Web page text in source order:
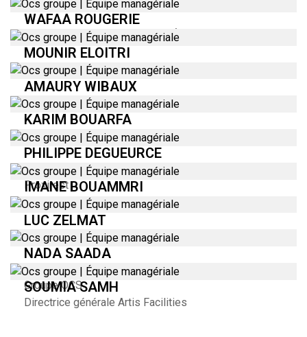
WAFAA ROUGERIE
Directrice générale Associée - À Deux Pas - Maroc
MOUNIR ELOITRI
Directeur Administratif et Financier - Maroc
AMAURY WIBAUX
Directeur du Capital Humain Groupe
KARIM BOUARFA
Directeur des Achats - Maroc
PHILIPPE DEGUEURCE
Directeur des Exploitations - Ansamble maroc &
Proxirest
IMANE BOUAMMRI
Directrice QHSE GROUPE
LUC ZELMAT
Consultant – Direction des Approvisionnements
NADA SAADA
Directrice du Contrôle de Gestion et du FP&A du
Groupe OCS
SOUMIA SAMH
Directrice générale Artis Facilities